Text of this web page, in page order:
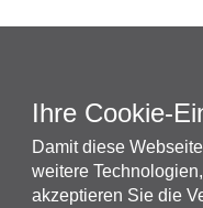
Ihre Cookie-
Damit diese
weitere
akzeptieren Sie die